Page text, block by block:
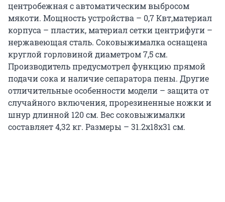
центробежная с автоматическим выбросом
мякоти. Мощность устройства – 0,7 Квт,материал
корпуса – пластик, материал сетки центрифуги –
нержавеющая сталь. Соковыжималка оснащена
круглой горловиной диаметром 7,5 см.
Производитель предусмотрел функцию прямой
подачи сока и наличие сепаратора пены. Другие
отличительные особенности модели – защита от
случайного включения, прорезиненные ножки и
шнур длинной 120 см. Вес соковыжималки
составляет 4,32 кг. Размеры – 31.2x18x31 см.